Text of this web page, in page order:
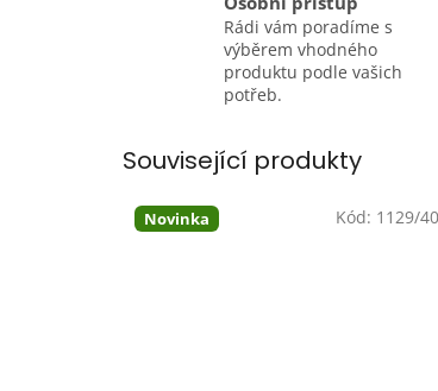
Rádi vám poradíme s
výběrem vhodného
produktu podle vašich
potřeb.
Související produkty
Novinka Kód: 1129/